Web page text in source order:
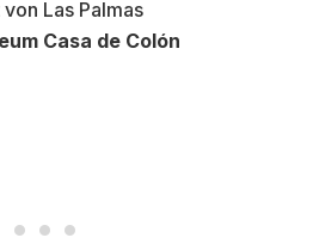
Las Palmas
Casa de Colón